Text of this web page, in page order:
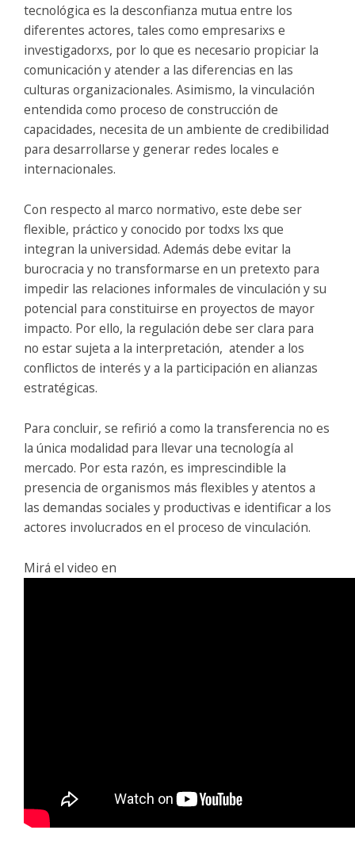
tecnológica es la desconfianza mutua entre los
diferentes actores, tales como empresarixs e
investigadorxs, por lo que es necesario propiciar la
comunicación y atender a las diferencias en las
culturas organizacionales. Asimismo, la vinculación
entendida como proceso de construcción de
capacidades, necesita de un ambiente de credibilidad
para desarrollarse y generar redes locales e
internacionales.
Con respecto al marco normativo, este debe ser
flexible, práctico y conocido por todxs lxs que
integran la universidad. Además debe evitar la
burocracia y no transformarse en un pretexto para
impedir las relaciones informales de vinculación y su
potencial para constituirse en proyectos de mayor
impacto. Por ello, la regulación debe ser clara para
no estar sujeta a la interpretación, atender a los
conflictos de interés y a la participación en alianzas
estratégicas.
Para concluir, se refirió a como la transferencia no es
la única modalidad para llevar una tecnología al
mercado. Por esta razón, es imprescindible la
presencia de organismos más flexibles y atentos a
las demandas sociales y productivas e identificar a los
actores involucrados en el proceso de vinculación.
Mirá el video en